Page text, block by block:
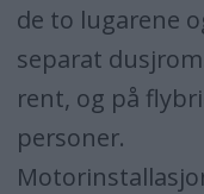
de to lugarene
separat
rent, og på
personer.